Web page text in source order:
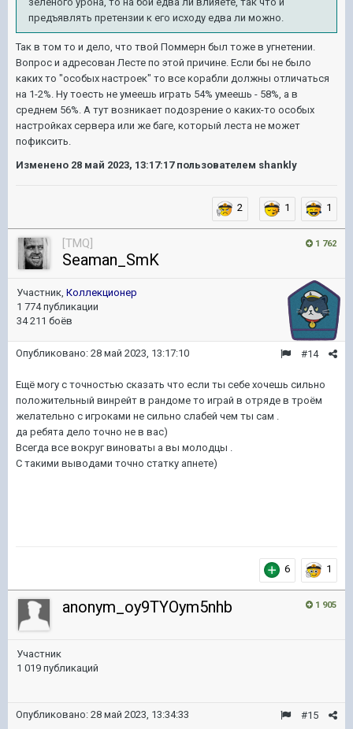
предъявлять претензии к его исходу едва ли можно.
Так в том то и дело, что твой Поммерн был тоже в угнетении.
Вопрос и адресован Лесте по этой причине. Если бы не было
каких то "особых настроек" то все корабли должны отличаться
на 1-2%. Ну тоесть не умеешь играть 54% умеешь - 58%, а в
среднем 56%. А тут возникает подозрение о каких-то особых
настройках сервера или же баге, который леста не может
пофиксить.
Изменено 28 май 2023, 13:17:17пользователем shankly
2 1 1
1 762
[TMQ]
Seaman_SmK
Участник, Коллекционер
1 774 публикации
34 211 боёв
#14
Опубликовано: 28 май 2023, 13:17:10
Ещё могу с точностью сказать что если ты себе хочешь сильно
положительный винрейт в рандоме то играй в отряде в троём
желательно с игроками не сильно слабей чем ты сам .
да ребята дело точно не в вас)
Всегда все вокруг виноваты а вы молодцы .
С такими выводами точно статку апнете)
6 1
1 905
anonym_oy9TYOym5nhb
Участник
1 019 публикаций
#15
Опубликовано: 28 май 2023, 13:34:33